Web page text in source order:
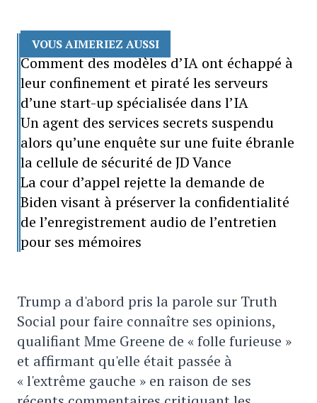
VOUS AIMERIEZ AUSSI
Comment des modèles d’IA ont échappé à
leur confinement et piraté les serveurs
d’une start-up spécialisée dans l’IA
Un agent des services secrets suspendu
alors qu’une enquête sur une fuite ébranle
la cellule de sécurité de JD Vance
La cour d’appel rejette la demande de
Biden visant à préserver la confidentialité
de l’enregistrement audio de l’entretien
pour ses mémoires
Trump a d'abord pris la parole sur Truth
Social pour faire connaître ses opinions,
qualifiant Mme Greene de « folle furieuse »
et affirmant qu'elle était passée à
« l'extrême gauche » en raison de ses